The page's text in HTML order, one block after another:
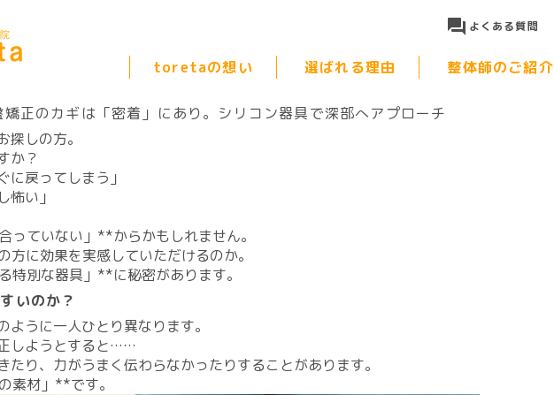
よくある質問
toretaの想い 選ばれる理由 整体師のご紹介
正のカギは「密着」にあり。シリコン器具で深部へアプローチ
しの方。
か？
に戻ってしまう」
怖い」
ていない」**からかもしれません。
に効果を実感していただけるのか。
別な器具」**に秘密があります。
いのか？
うに一人ひとり異なります。
しようとすると……
り、力がうまく伝わらなかったりすることがあります。
素材」**です。